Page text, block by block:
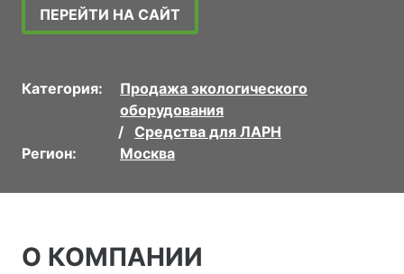
ПЕРЕЙТИ НА САЙТ
Категория:
Продажа экологического
оборудования
Средства для ЛАРН
Регион:
Москва
О КОМПАНИИ